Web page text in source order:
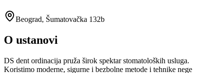
Beograd, Šumatovačka 132b
O ustanovi
DS dent ordinacija pruža širok spektar stomatoloških usluga.
Koristimo moderne, sigurne i bezbolne metode i tehnike nege